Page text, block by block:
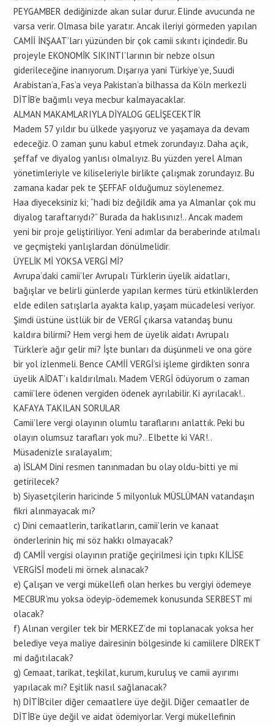
PEYGAMBER dediğinizde akan sular durur. Elinde avucunda ne
varsa verir. Olmasa bile yaratır. Ancak ileriyi görmeden yapılan
CAMİİ İNŞAAT’ları yüzünden bir çok camii sıkıntı içindedir. Bu
projeyle EKONOMİK SIKINTI’larının bir nebze olsun
giderileceğine inanıyorum. Dışarıya yani Türkiye’ye, Suudi
Arabistan’a, Fas’a veya Pakistan’a bilhassa da Köln merkezli
DİTİB’e bağımlı veya mecbur kalmayacaklar.
ALMAN MAKAMLARIYLA DİYALOG GELİŞECEKTİR
Madem 57 yıldır bu ülkede yaşıyoruz ve yaşamaya da devam
edeceğiz. O zaman şunu kabul etmek zorundayız. Daha açık,
şeffaf ve diyalog yanlısı olmalıyız. Bu yüzden yerel Alman
yönetimleriyle ve kiliseleriyle birlikte çalışmak zorundayız. Bu
zamana kadar pek te ŞEFFAF olduğumuz söylenemez.
Haa diyeceksiniz ki; “hadi biz değildik ama ya Almanlar çok mu
diyalog taraftarıydı?” Burada da haklısınız!.. Ancak madem
yeni bir proje geliştiriliyor. Yeni adımlar da beraberinde atılmalı
ve geçmişteki yanlışlardan dönülmelidir.
ÜYELİK Mİ YOKSA VERGİ Mİ?
Avrupa’daki camii’ler Avrupalı Türklerin üyelik aidatları,
bağışlar ve belirli günlerde yapılan kermes türü etkinliklerden
elde edilen satışlarla ayakta kalıp, yaşam mücadelesi veriyor.
Şimdi üstüne üstlük bir de VERGİ çıkarsa vatandaş bunu
kaldıra bilirmi? Hem vergi hem de üyelik aidatı Avrupalı
Türkler’e ağır gelir mi? İşte bunları da düşünmeli ve ona göre
bir yol izlenmeli. Bence CAMİİ VERGİ’si işleme girdikten sonra
üyelik AİDAT’ı kaldırılmalı. Madem VERGİ ödüyorum o zaman
camii’lere ödenen vergiden ödenek ayrılabilir. Ki ayrılacak!..
KAFAYA TAKILAN SORULAR
Camii’lere vergi olayının olumlu taraflarını anlattık. Peki bu
olayın olumsuz tarafları yok mu?.. Elbette ki VAR!..
Müsadenizle sıralayalım;
a) İSLAM Dini resmen tanınmadan bu olay oldu-bitti ye mi
getirilecek?
b) Siyasetçilerin haricinde 5 milyonluk MÜSLÜMAN vatandaşın
fikri alınmayacak mı?
c) Dini cemaatlerin, tarikatların, camii’lerin ve kanaat
önderlerinin hiç mi söz hakkı olmayacak?
d) CAMİİ vergisi olayının pratiğe geçirilmesi için tıpkı KİLİSE
VERGİSİ modeli mi örnek alınacak?
e) Çalışan ve vergi mükellefi olan herkes bu vergiyi ödemeye
MECBUR’mu yoksa ödeyip-ödememek konusunda SERBEST mi
olacak?
f) Alınan vergiler tek bir MERKEZ’de mi toplanacak yoksa her
belediye veya maliye dairesinin bölgesinde ki camiilere DİREKT
mi dağıtılacak?
g) Cemaat, tarikat, teşkilat, kurum, kuruluş ve camii ayırımı
yapılacak mı? Eşitlik nasıl sağlanacak?
h) DİTİB’ciler diğer cemaatlere üye değil. Diğer cemaatler de
DİTİB’e üye değil ve aidat ödemiyorlar. Vergi mükellefinin